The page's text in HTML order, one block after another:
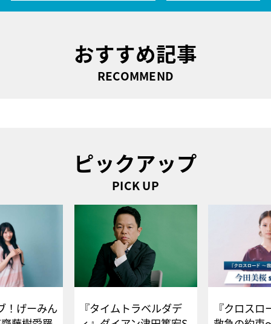
おすすめ記事
RECOMMEND
ピックアップ
PICK UP
！げーみん
『タイムトラベルダデ
『クロス